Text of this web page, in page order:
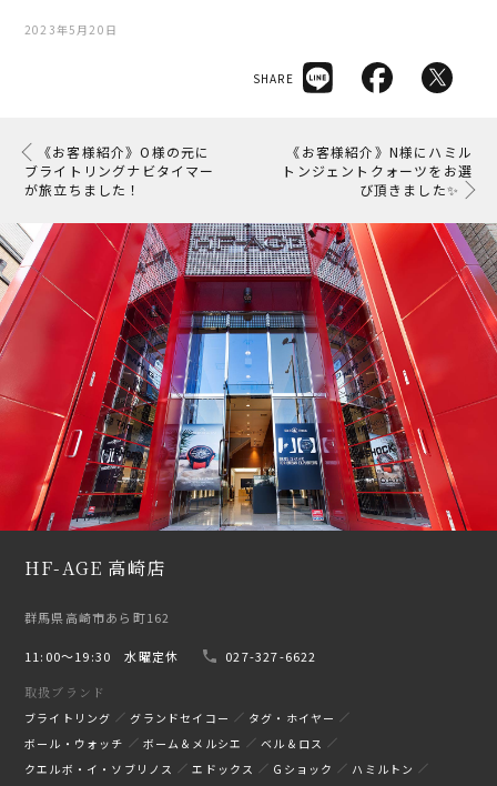
2023年5月20日
SHARE
《お客様紹介》O様の元に
ブライトリングナビタイマー
が旅立ちました！
《お客様紹介》N様にハミル
トンジェントクォーツをお選
び頂きました✨
HF-AGE 高崎店
群馬県高崎市あら町162
11:00〜19:30 水曜定休
027-327-6622
取扱ブランド
ブライトリング グランドセイコー
タグ・ホイヤー
ボール・ウォッチ
ボーム＆メルシエ
ベル＆ロス
クエルボ・イ・ソブリノス
エドックス Gショック
ハミルトン